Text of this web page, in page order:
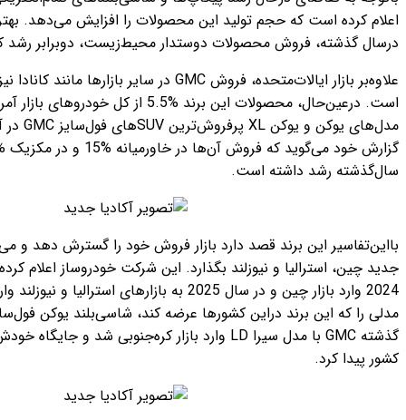
این محصولات را افزایش می‌دهد. بهتر است یادآور شویم که
دوستدار محیط‌زیست، دوبرابر رشد کرده است.
علاوه‌بر بازار ایالات‌متحده، فروش GMC در سایر بازارها مانند کانادا نیز با رشد %10 روبه‌رو بوده
است. درعین‌حال، محصولات این برند %5.5 از کل خودروهای بازار آمریکا را تشکیل می‌دهند؛
مدل‌های یوکن و یوکن XL پرفروش‌ترین SUVهای فول‌سایز GMC در آمریکا هستند. GMC در
گزارش خود می‌گوید که فروش آن‌ها در خاورمیانه %15 و در مکزیک %14.4 نسبت‌به
دارد بازار فروش خود را گسترش دهد و می‌خواهد پا به سه‌بازار
بگذارد. این شرکت خودروساز اعلام کرده که قصد دارد درسال
2024 وارد بازار چین و در سال 2025 به بازارهای استرالیا و نیوزلند وارد شود. مشخصاً اولین
کشورها عرضه کند، شاسی‌بلند یوکن فول‌سایز خواهد بود. درسال
گذشته GMC با مدل سیرا LD وارد بازار کره‌جنوبی شد و جایگاه خودش را دربین خودروهای این